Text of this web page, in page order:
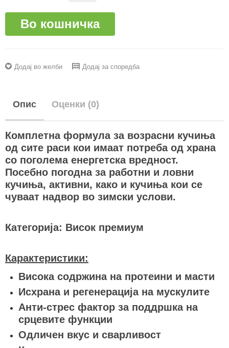
Во кошничка
Додај во желби Додај за споредба
Опис Оценки (0)
Комплетна формула за возрасни кучиња
од сите раси кои имаат потреба од храна
со поголема енергетска вредност.
Посебно погодна за работни и ловни
кучиња, активни, како и кучиња кои се
чуваат надвор во зимски услови.
Категорија: Висок премиум
Карактеристики:
Висока содржина на протеини и масти
Исхрана и регенерација на мускулите
Анти-стрес фактор за поддршка на
срцевите функции
Одличен вкус и сварливост